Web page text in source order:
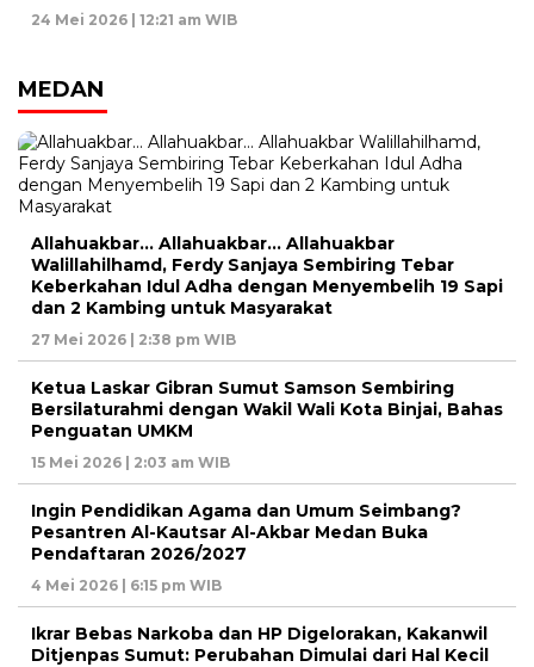
24 Mei 2026 | 12:21 am WIB
MEDAN
Allahuakbar… Allahuakbar… Allahuakbar
Walillahilhamd, Ferdy Sanjaya Sembiring Tebar
Keberkahan Idul Adha dengan Menyembelih 19 Sapi
dan 2 Kambing untuk Masyarakat
27 Mei 2026 | 2:38 pm WIB
Ketua Laskar Gibran Sumut Samson Sembiring
Bersilaturahmi dengan Wakil Wali Kota Binjai, Bahas
Penguatan UMKM
15 Mei 2026 | 2:03 am WIB
Ingin Pendidikan Agama dan Umum Seimbang?
Pesantren Al-Kautsar Al-Akbar Medan Buka
Pendaftaran 2026/2027
4 Mei 2026 | 6:15 pm WIB
Ikrar Bebas Narkoba dan HP Digelorakan, Kakanwil
Ditjenpas Sumut: Perubahan Dimulai dari Hal Kecil